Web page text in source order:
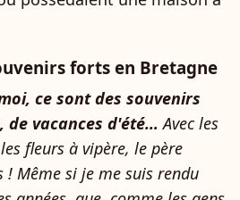
forts en Bretagne
ce sont des souvenirs
de vacances d'été…Avec les
fleurs à vipère, le père
! Même si je me suis rendu